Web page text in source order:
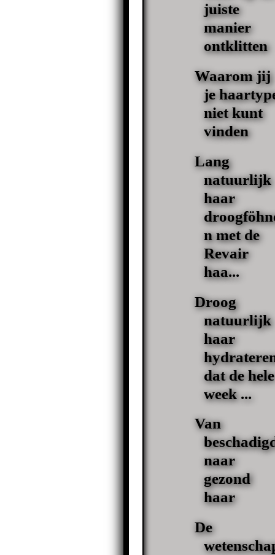
juiste
manier
ontklitten
Waarom jij
je
niet kunt
vinden
Lang
natuurlijk
haar
n met de
Revair
haa...
Droog
natuurlijk
haar
dat de hele
week ...
Van
naar
gezond
haar
De